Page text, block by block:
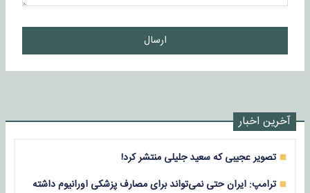
ارسال
آخرین اخبار
تصویر عجیبی که سعید جلیلی منتشر کرد!
ترامپ: ایران حتی نمی‌تواند برای مصارف پزشکی اورانیوم داشته